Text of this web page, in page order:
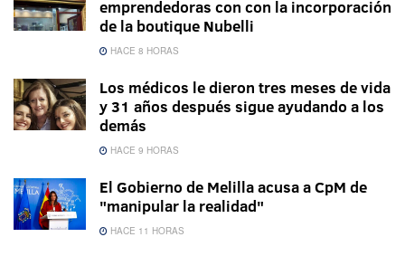
emprendedoras con con la incorporación
de la boutique Nubelli
HACE 8 HORAS
Los médicos le dieron tres meses de vida
y 31 años después sigue ayudando a los
demás
HACE 9 HORAS
El Gobierno de Melilla acusa a CpM de
"manipular la realidad"
HACE 11 HORAS